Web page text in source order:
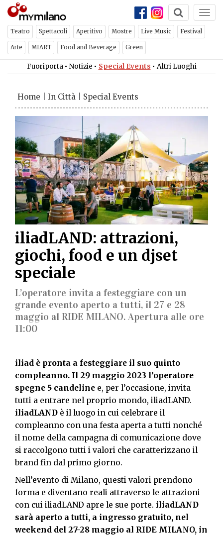
Teatro Spettacoli Aperitivo Mostre Live Music Festival
Arte MIART Food and Beverage Green
Fuoriporta • Notizie • Special Events • Altri Luoghi
Home In Città Special Events
iliadLAND: attrazioni,
giochi, food e un djset
speciale
L’operatore invita a festeggiare con un
grande evento aperto a tutti, il 27 e 28
maggio al RIDE MILANO. Apertura alle ore
11:00
iliad è pronta a festeggiare il suo quinto
compleanno. Il 29 maggio 2023 l’operatore
spegne 5 candeline e, per l’occasione, invita
tutti a entrare nel proprio mondo, iliadLAND.
iliadLAND è il luogo in cui celebrare il
compleanno con una festa aperta a tutti nonché
il nome della campagna di comunicazione dove
si raccolgono tutti i valori che caratterizzano il
brand fin dal primo giorno.
Nell’evento di Milano, questi valori prendono
forma e diventano reali attraverso le attrazioni
con cui iliadLAND apre le sue porte. iliadLAND
sarà aperto a tutti, a ingresso gratuito, nel
weekend del 27-28 maggio al RIDE MILANO, in